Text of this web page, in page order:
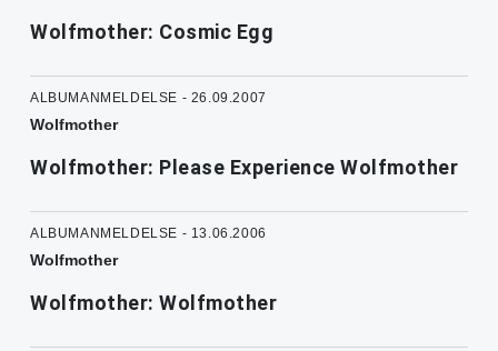
Wolfmother: Cosmic Egg
ALBUMANMELDELSE - 26.09.2007
Wolfmother
Wolfmother: Please Experience Wolfmother
ALBUMANMELDELSE - 13.06.2006
Wolfmother
Wolfmother: Wolfmother